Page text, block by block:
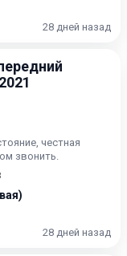
28 дней назад
честная
звонить.
28 дней назад